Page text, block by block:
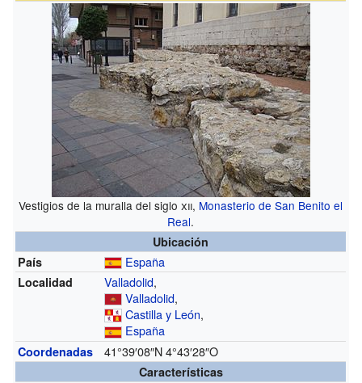
Vestigios de la muralla del sigloxii, Monasterio de San Benito el
Real.
Ubicación
País
España
Localidad Valladolid,
Valladolid,
Castilla y León,
España
Coordenadas 41°39′08″N4°43′28″O
Características